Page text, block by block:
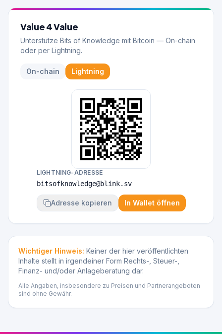
Value 4 Value
Unterstütze Bits of Knowledge mit Bitcoin — On-chain
oder per Lightning.
On-chain Lightning
LIGHTNING-ADRESSE
bitsofknowledge@blink.sv
Adresse kopieren In Wallet öffnen
Wichtiger Hinweis: Keiner der hier veröffentlichten
Inhalte stellt in irgendeiner Form Rechts-, Steuer-,
Finanz- und/oder Anlageberatung dar.
Alle Angaben, insbesondere zu Preisen und Partnerangeboten
sind ohne Gewähr.